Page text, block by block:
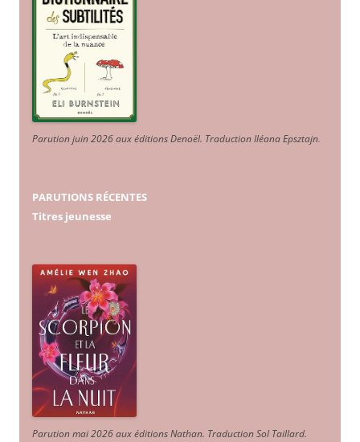
Parution juin 2026 aux éditions Denoël. Traduction Iléana Epsztajn.
PARUTIONS RÉCENTES
Titres jeunesse
Parution mai 2026 aux éditions Nathan. Traduction Sol Taillard.